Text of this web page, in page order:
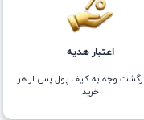
اعتبار هدیه
بازگشت وجه به کیف پول پس از هر
خرید